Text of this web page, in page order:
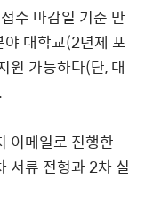
수 마감일 기준 만
대학교(2년제 포
원 가능하다(단,대
이메일로 진행한
서류 전형과 2차 실